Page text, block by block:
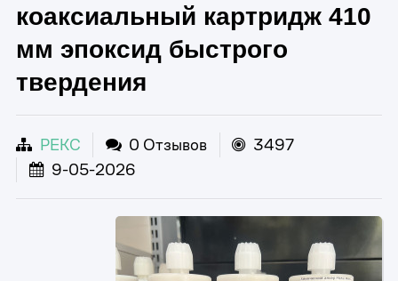
коаксиальный картридж 410
мм эпоксид быстрого
твердения
РЕКС 0 Отзывов
3497
9-05-2026